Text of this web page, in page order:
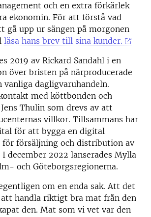
och en extra förkärlek
ekonomin. För att förstå vad
gå upp ur sängen på morgonen
läsa hans brev till sina kunder.
2019 av Rickard Sandahl i en
över bristen på närproducerade
dagligvaruhandeln.
med köttbonden och
Thulin som drevs av att
villkor. Tillsammans har
för att bygga en digital
för försäljning och distribution av
december 2022 lanserades Mylla
och Göteborgsregionerna.
om en enda sak. Att det
att handla riktigt bra mat från den
den. Mat som vi vet var den